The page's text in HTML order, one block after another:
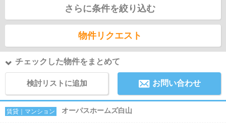
さらに条件を絞り込む
物件リクエスト
チェックした物件をまとめて
検討リストに追加 お問い合わせ
賃貸｜マンション オーパスホームズ白山